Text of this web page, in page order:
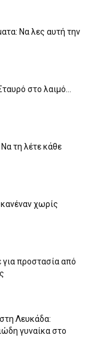
Να λες αυτή την
στο λαιμό…
τη λέτε κάθε
χωρίς
για προστασία από
Λευκάδα:
γυναίκα στο